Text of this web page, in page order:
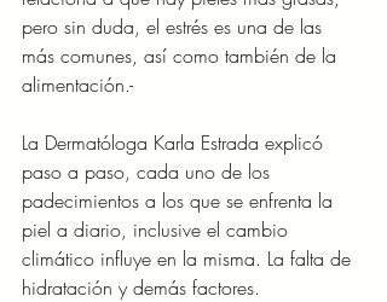
pero sin duda, el estrés es una de las
más comunes, así como también de la
alimentación.-
La Dermatóloga Karla Estrada explicó
paso a paso, cada uno de los
padecimientos a los que se enfrenta la
piel a diario, inclusive el cambio
climático influye en la misma. La falta de
hidratación y demás factores.